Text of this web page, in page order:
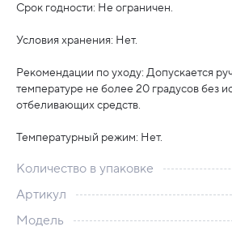
Срок годности: Не ограничен.
Условия хранения: Нет.
Рекомендации по уходу: Допускается
температуре не более 20 градусов без
отбеливающих средств.
Температурный режим: Нет.
Количество в упаковке
Артикул
Модель